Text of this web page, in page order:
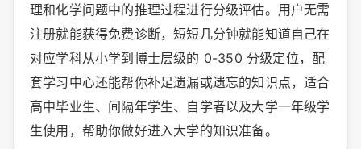
理和化学问题中的推理过程进行分级评估。用户无需
注册就能获得免费诊断，短短几分钟就能知道自己在
对应学科从小学到博士层级的 0-350 分级定位，配
套学习中心还能帮你补足遗漏或遗忘的知识点，适合
高中毕业生、间隔年学生、自学者以及大学一年级学
生使用，帮助你做好进入大学的知识准备。